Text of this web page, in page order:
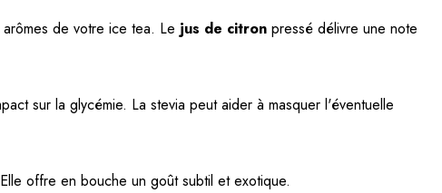
de votre ice tea. Le jus de citron pressé délivre une note
sur la glycémie. La stevia peut aider à masquer l'éventuelle
offre en bouche un goût subtil et exotique.